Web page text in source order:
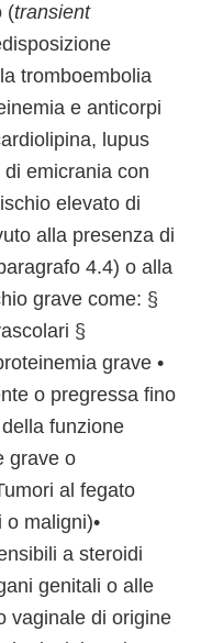
(transient
tromboembolia
e anticorpi
lupus
emicrania con
elevato di
alla presenza di
4.4) o alla
grave come: §
§
grave •
o pregressa fino
funzione
grave o
al fegato
maligni)•
a steroidi
genitali o alle
vaginale di origine